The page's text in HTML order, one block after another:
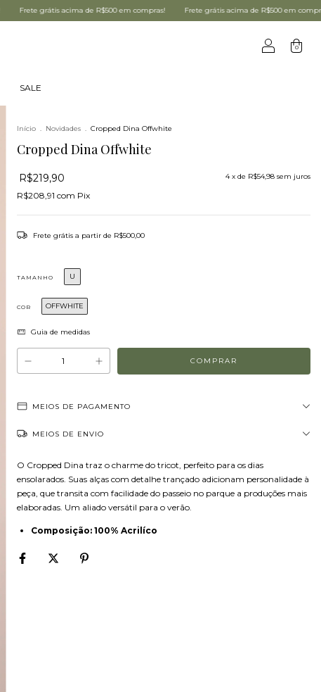
compras! Frete grátis acima de R$500 em compras! Frete grátis acima de R$500
0
SALE
Início . Novidades . Cropped Dina Offwhite
Cropped Dina Offwhite
R$219,90 4 x de R$54,98 sem juros
R$208,91 com Pix
Frete grátis a partir de R$500,00
TAMANHO U
COR OFFWHITE
Guia de medidas
MEIOS DE PAGAMENTO
MEIOS DE ENVIO
O Cropped Dina traz o charme do tricot, perfeito para os dias
ensolarados. Suas alças com detalhe trançado adicionam personalidade à
peça, que transita com facilidade do passeio no parque a produções mais
elaboradas. Um aliado versátil para o verão.
Composição: 100% Acrilíco